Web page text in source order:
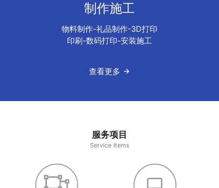
制作施工
物料制作-礼品制作-3D打印
印刷-数码打印-安装施工
查看更多
服务项目
Service Items